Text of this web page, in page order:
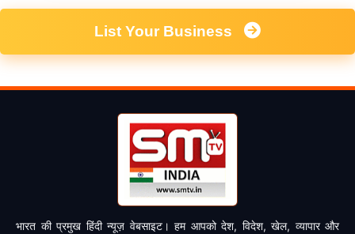
List Your Business
भारत की प्रमुख हिंदी न्यूज़ वेबसाइट। हम आपको देश, विदेश, खेल, व्यापार और